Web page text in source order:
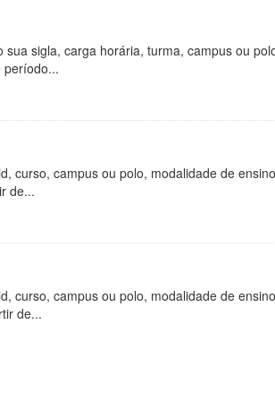
sigla, carga horária, turma, campus ou
período...
curso, campus ou polo, modalidade de
de...
curso, campus ou polo, modalidade de
de...